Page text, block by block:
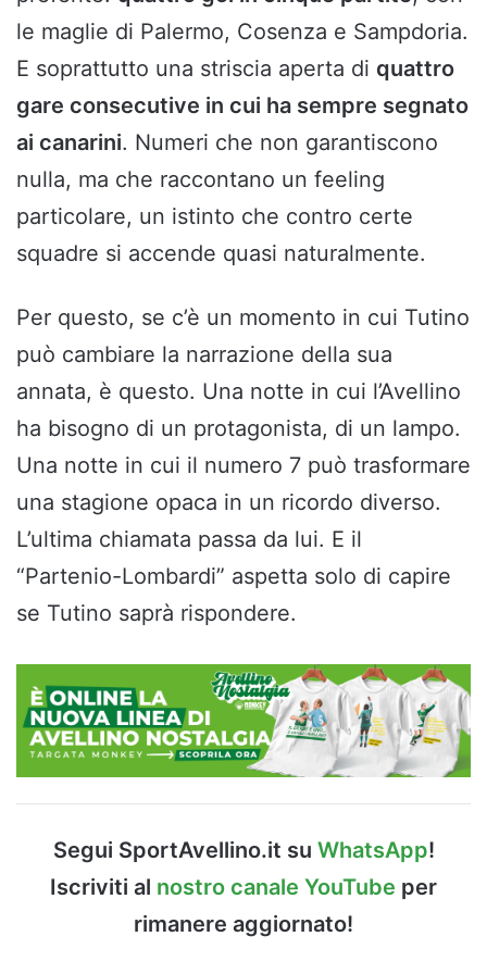
le maglie di Palermo, Cosenza e Sampdoria.
E soprattutto una striscia aperta di quattro
gare consecutive in cui ha sempre segnato
ai canarini. Numeri che non garantiscono
nulla, ma che raccontano un feeling
particolare, un istinto che contro certe
squadre si accende quasi naturalmente.
Per questo, se c’è un momento in cui Tutino
può cambiare la narrazione della sua
annata, è questo. Una notte in cui l’Avellino
ha bisogno di un protagonista, di un lampo.
Una notte in cui il numero 7 può trasformare
una stagione opaca in un ricordo diverso.
L’ultima chiamata passa da lui. E il
“Partenio-Lombardi” aspetta solo di capire
se Tutino saprà rispondere.
Segui SportAvellino.it su WhatsApp!
Iscriviti al nostro canale YouTube per
rimanere aggiornato!